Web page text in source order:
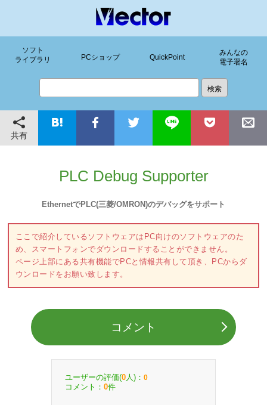
ソフト
ライブラリ
PCショップ QuickPoint
みんなの
電子署名
共有
PLC Debug Supporter
EthernetでPLC(三菱/OMRON)のデバッグをサポート
ここで紹介しているソフトウェアはPC向けのソフトウェアのた
め、スマートフォンでダウンロードすることができません。
ページ上部にある共有機能でPCと情報共有して頂き、PCからダ
ウンロードをお願い致します。
コメント
ユーザーの評価(0 人)： 0
コメント： 0件